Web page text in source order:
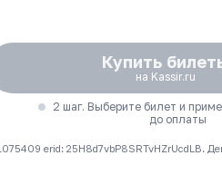
Купить
на Kassir.ru
2 шаг. Выберите билет и
до оплаты
erid: 25H8d7vbP8SRTvHZrUcdLB.